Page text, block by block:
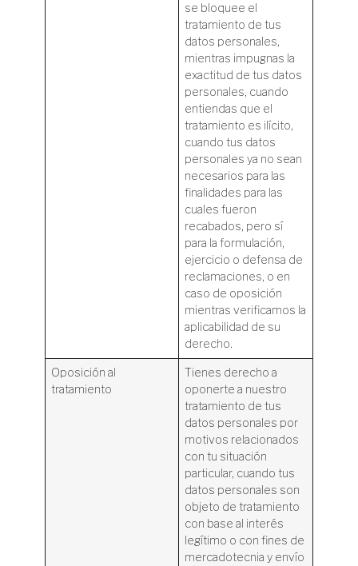
se bloquee el
tratamiento de tus
datos personales,
mientras impugnas la
exactitud de tus datos
personales, cuando
entiendas que el
tratamiento es ilícito,
cuando tus datos
personales ya no sean
necesarios para las
finalidades para las
cuales fueron
recabados, pero sí
para la formulación,
ejercicio o defensa de
reclamaciones, o en
caso de oposición
mientras verificamos la
aplicabilidad de su
derecho.
Oposición al
tratamiento
Tienes derecho a
oponerte a nuestro
tratamiento de tus
datos personales por
motivos relacionados
con tu situación
particular, cuando tus
datos personales son
objeto de tratamiento
con base al interés
legítimo o con fines de
mercadotecnia y envío